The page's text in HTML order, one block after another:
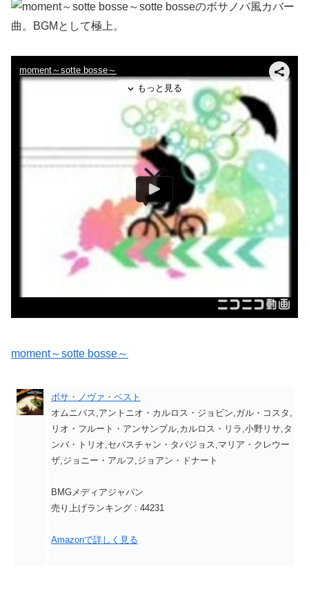
sotte bosseのボサノバ風カバー
曲。BGMとして極上。
moment～sotte bosse～
ボサ・ノヴァ・ベスト
オムニバス,アントニオ・カルロス・ジョビン,ガル・コスタ,
リオ・フルート・アンサンブル,カルロス・リラ,小野リサ,タ
ンバ・トリオ,セバスチャン・タパジョス,マリア・クレウー
ザ,ジョニー・アルフ,ジョアン・ドナート
BMGメディアジャパン
売り上げランキング : 44231
Amazonで詳しく見る